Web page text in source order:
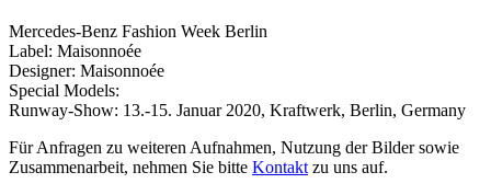
Mercedes-Benz Fashion Week Berlin
Label: Maisonnoée
Designer: Maisonnoée
Special Models:
Runway-Show: 13.-15. Januar 2020, Kraftwerk, Berlin, Germany
Für Anfragen zu weiteren Aufnahmen, Nutzung der Bilder sowie
Zusammenarbeit, nehmen Sie bitte Kontakt zu uns auf.